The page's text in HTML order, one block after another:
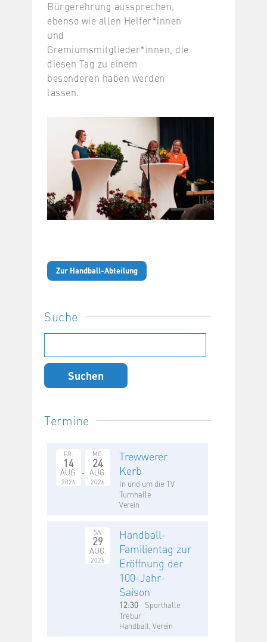
Bürgerehrung aussprechen,
ebenso wie allen Helfer*innen
und
Gremiumsmitglieder*innen, die
diesen Tag zu einem
besonderen haben werden
lassen.
Zur Handball-Abteilung
Suche
nach:
Termine
FR.
14
AUG.
2026
MO.
24
AUG.
2026
Trewwerer
Kerb
In und um die TV
Turnhalle
Verein
SA.
29
AUG.
2026
Handball-
Familientag zur
Eröffnung der
100-Jahr-
Saison
12:30
Sporthalle
Trebur
Handball, Verein